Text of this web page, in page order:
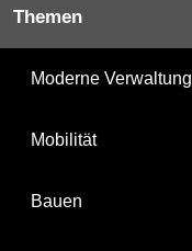
Themen
Moderne Verwaltung
Mobilität
Bauen